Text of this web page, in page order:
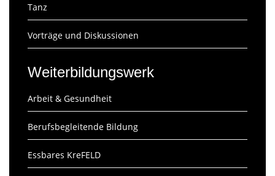
Tanz
Vorträge und Diskussionen
Weiterbildungswerk
Arbeit & Gesundheit
Berufsbegleitende Bildung
Essbares KreFELD